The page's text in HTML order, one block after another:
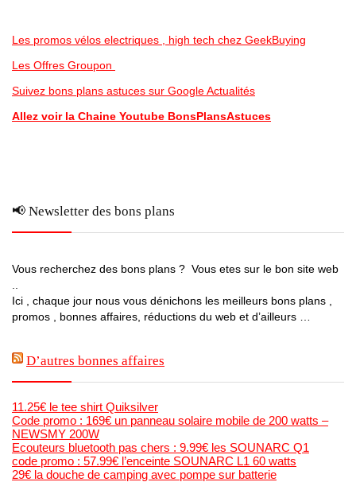
Les promos vélos electriques , high tech chez GeekBuying
Les Offres Groupon
Suivez bons plans astuces sur Google Actualités
Allez voir la Chaine Youtube BonsPlansAstuces
📢 Newsletter des bons plans
Vous recherchez des bons plans ? Vous etes sur le bon site web
Ici , chaque jour nous vous dénichons les meilleurs bons plans ,
promos , bonnes affaires, réductions du web et d’ailleurs …
D’autres bonnes affaires
11.25€ le tee shirt Quiksilver
Code promo : 169€ un panneau solaire mobile de 200 watts –
NEWSMY 200W
Ecouteurs bluetooth pas chers : 9.99€ les SOUNARC Q1
code promo : 57.99€ l’enceinte SOUNARC L1 60 watts
29€ la douche de camping avec pompe sur batterie